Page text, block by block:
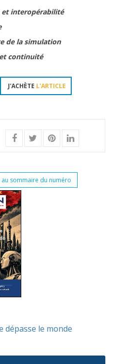
interopérabilité
de la simulation
continuité
J'ACHÈTE L'ARTICLE
au sommaire du numéro
dépasse le monde